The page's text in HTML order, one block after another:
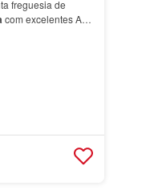
freguesia de
com excelentes A